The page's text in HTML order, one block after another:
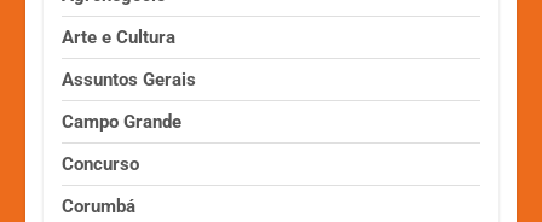
Arte e Cultura
Assuntos Gerais
Campo Grande
Concurso
Corumbá